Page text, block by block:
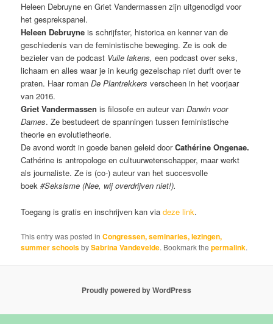
Heleen Debruyne en Griet Vandermassen zijn uitgenodigd voor
het gesprekspanel.
Heleen Debruyne is schrijfster, historica en kenner van de
geschiedenis van de feministische beweging. Ze is ook de
bezieler van de podcast Vuile lakens,een podcast over seks,
lichaam en alles waar je in keurig gezelschap niet durft over te
praten. Haar romanDe Plantrekkersverscheen in het voorjaar
van 2016.
Griet Vandermassen is filosofe en auteur vanDarwin voor
Dames. Ze bestudeert de spanningen tussen feministische
theorie en evolutietheorie.
De avond wordt in goede banen geleid doorCathérine Ongenae.
Cathérine is antropologe en cultuurwetenschapper, maar werkt
als journaliste. Ze is (co-) auteur van het succesvolle
boek#Seksisme (Nee, wij overdrijven niet!).
Toegang is gratis en inschrijven kan viadeze link.
This entry was posted inCongressen, seminaries, lezingen,
summer schoolsbySabrina Vandevelde. Bookmark thepermalink.
Proudly powered by WordPress